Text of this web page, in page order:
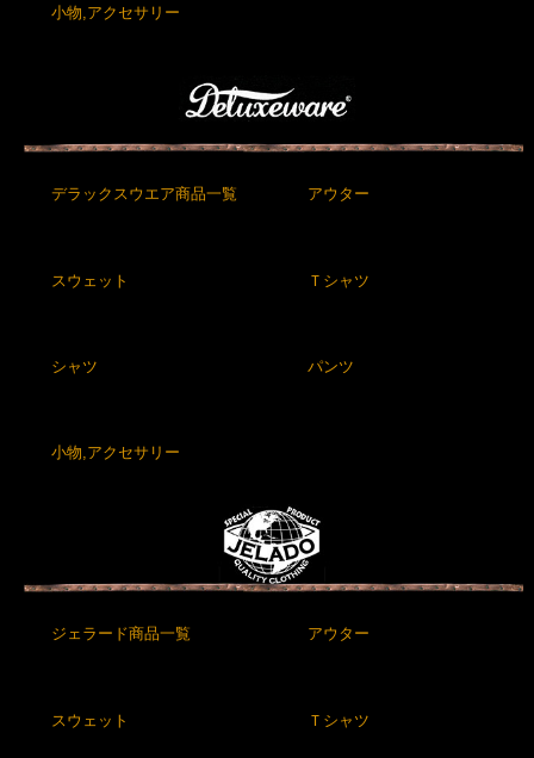
小物,アクセサリー
デラックスウエア商品一覧 アウター
スウェット Ｔシャツ
シャツ パンツ
小物,アクセサリー
ジェラード商品一覧 アウター
スウェット Ｔシャツ